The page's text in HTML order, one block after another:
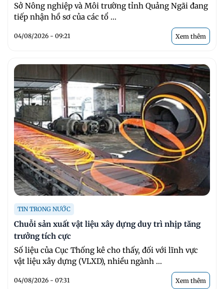
Sở Nông nghiệp và Môi trường tỉnh Quảng Ngãi đang
tiếp nhận hồ sơ của các tổ ...
04/08/2026 - 09:21 Xem thêm
TIN TRONG NƯỚC
Chuỗi sản xuất vật liệu xây dựng duy trì nhịp tăng
trưởng tích cực
Số liệu của Cục Thống kê cho thấy, đối với lĩnh vực
vật liệu xây dựng (VLXD), nhiều ngành ...
04/08/2026 - 07:31 Xem thêm